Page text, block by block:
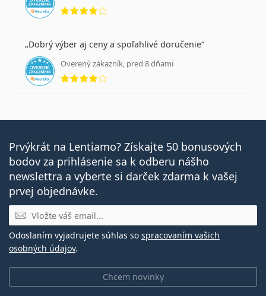
hodnotenie 4 z 5
Dobrý výber aj ceny a spoľahlivé doručenie
Overený zákazník, pred 8 dňami
hodnotenie 4 z 5
Prvýkrát na Lentiamo? Získajte 50 bonusových
bodov za prihlásenie sa k odberu nášho
newslettra a vyberte si darček zdarma k vašej
prvej objednávke.
E-mail
Chcem novinky
Odoslaním vyjadrujete súhlas so spracovaním vašich
osobných údajov.